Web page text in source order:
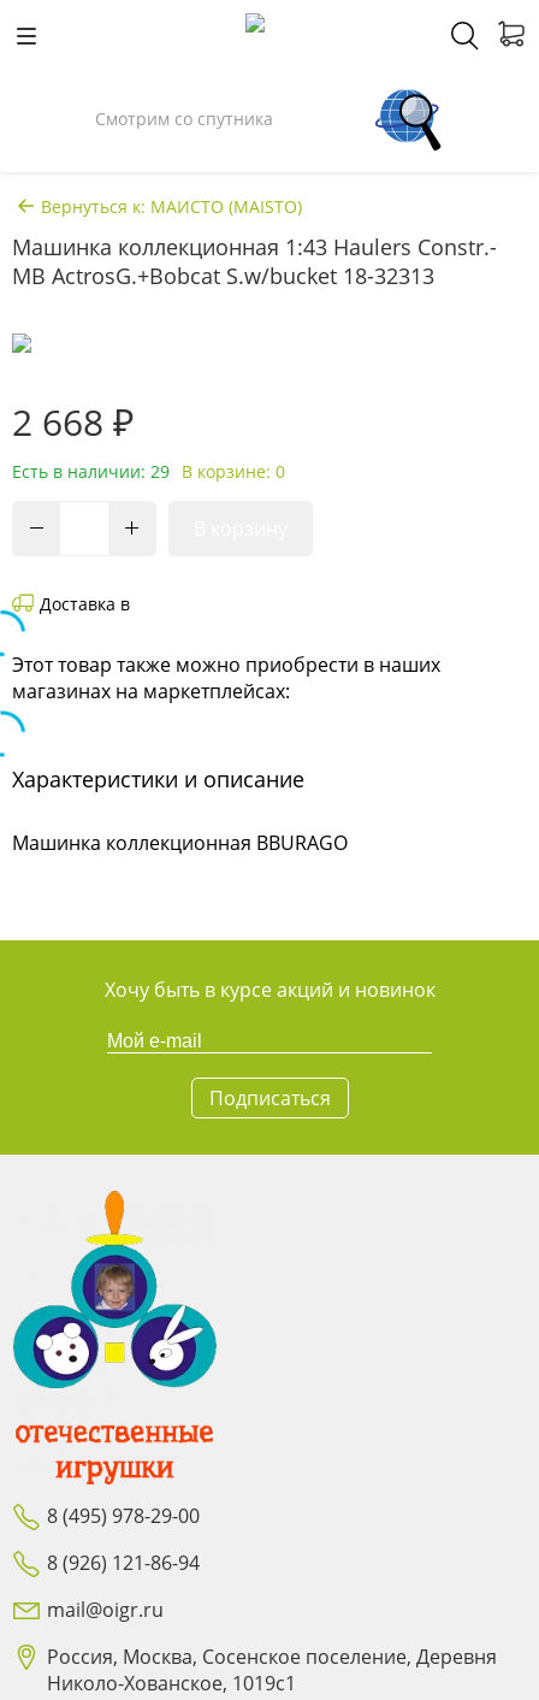
Смотрим со спутника
Вернуться к: МАИСТО (MAISTO)
Машинка коллекционная 1:43 Haulers Constr.-
MB ActrosG.+Bobcat S.w/bucket 18-32313
2 668 ₽
Есть в наличии: 29 В корзине: 0
Доставка в
Этот товар также можно приобрести в наших
магазинах на маркетплейсах:
Характеристики и описание
Машинка коллекционная BBURAGO
Хочу быть в курсе акций и новинок
Подписаться
8 (495) 978-29-00
8 (926) 121-86-94
mail@oigr.ru
Россия, Москва, Сосенское поселение, Деревня
Николо-Хованское, 1019с1